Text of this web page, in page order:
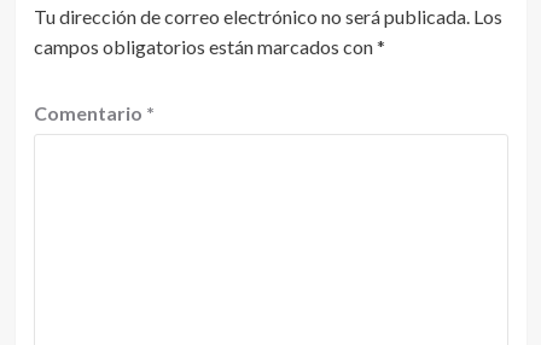
Tu dirección de correo electrónico no será publicada. Los
campos obligatorios están marcados con*
Comentario *